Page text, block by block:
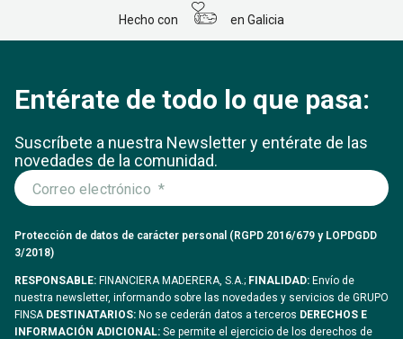
Hecho con en Galicia
Entérate de todo lo que pasa:
Suscríbete a nuestra Newsletter y entérate de las
novedades de la comunidad.
Protección de datos de carácter personal (RGPD 2016/679 y LOPDGDD
3/2018)
RESPONSABLE: FINANCIERA MADERERA, S.A.; FINALIDAD: Envío de
nuestra newsletter, informando sobre las novedades y servicios de GRUPO
FINSADESTINATARIOS: No se cederán datos a terceros DERECHOS E
INFORMACIÓN ADICIONAL: Se permite el ejercicio de los derechos de